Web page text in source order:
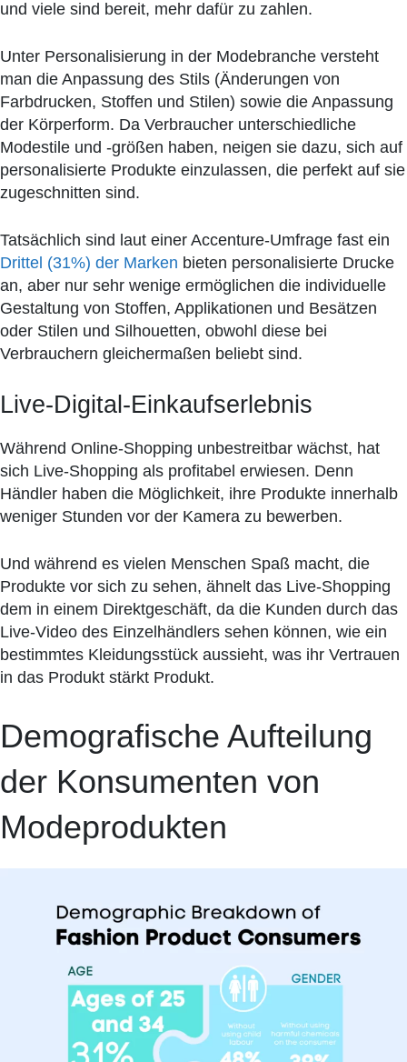
und viele sind bereit, mehr dafür zu zahlen.
Unter Personalisierung in der Modebranche versteht
man die Anpassung des Stils (Änderungen von
Farbdrucken, Stoffen und Stilen) sowie die Anpassung
der Körperform. Da Verbraucher unterschiedliche
Modestile und -größen haben, neigen sie dazu, sich auf
personalisierte Produkte einzulassen, die perfekt auf sie
zugeschnitten sind.
Tatsächlich sind laut einer Accenture-Umfrage fast ein
Drittel (31%) der Marken bieten personalisierte Drucke
an, aber nur sehr wenige ermöglichen die individuelle
Gestaltung von Stoffen, Applikationen und Besätzen
oder Stilen und Silhouetten, obwohl diese bei
Verbrauchern gleichermaßen beliebt sind.
Live-Digital-Einkaufserlebnis
Während Online-Shopping unbestreitbar wächst, hat
sich Live-Shopping als profitabel erwiesen. Denn
Händler haben die Möglichkeit, ihre Produkte innerhalb
weniger Stunden vor der Kamera zu bewerben.
Und während es vielen Menschen Spaß macht, die
Produkte vor sich zu sehen, ähnelt das Live-Shopping
dem in einem Direktgeschäft, da die Kunden durch das
Live-Video des Einzelhändlers sehen können, wie ein
bestimmtes Kleidungsstück aussieht, was ihr Vertrauen
in das Produkt stärkt Produkt.
Demografische Aufteilung
der Konsumenten von
Modeprodukten